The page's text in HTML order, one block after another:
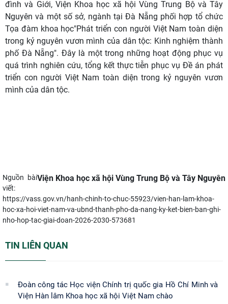
đình và Giới, Viện Khoa học xã hội Vùng Trung Bộ và Tây
Nguyên và một số sở, ngành tại Đà Nẵng phối hợp tổ chức
Tọa đàm khoa học"Phát triển con người Việt Nam toàn diện
trong kỷ nguyên vươn mình của dân tộc: Kinh nghiệm thành
phố Đà Nẵng". Đây là một trong những hoạt động phục vụ
quá trình nghiên cứu, tổng kết thực tiễn phục vụ Đề án phát
triển con người Việt Nam toàn diện trong kỷ nguyên vươn
mình của dân tộc.
Viện Khoa học xã hội Vùng Trung Bộ và Tây Nguyên
Nguồn bài
viết:
https://vass.gov.vn/hanh-chinh-to-chuc-55923/vien-han-lam-khoa-
hoc-xa-hoi-viet-nam-va-ubnd-thanh-pho-da-nang-ky-ket-bien-ban-ghi-
nho-hop-tac-giai-doan-2026-2030-573681
TIN LIÊN QUAN
Đoàn công tác Học viện Chính trị quốc gia Hồ Chí Minh và
Viện Hàn lâm Khoa học xã hội Việt Nam chào